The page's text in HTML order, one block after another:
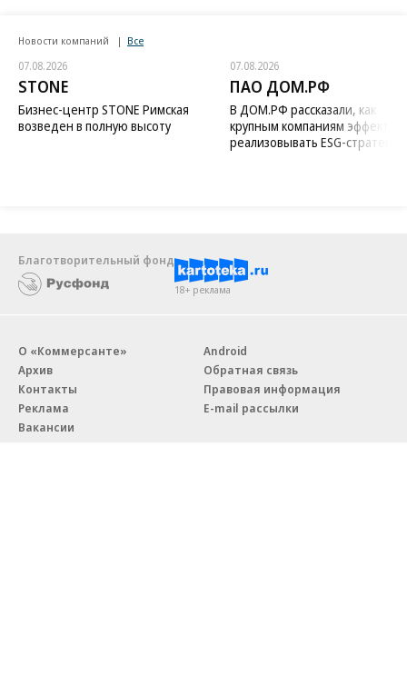
Новости компаний Все
07.08.2026
STONE
Бизнес-центр STONE Римская
возведен в полную высоту
07.08.2026
ПАО ДОМ.РФ
В ДОМ.РФ рассказали, как
крупным компаниям
реализовывать ESG-стратегию
Благотворительный фонд
18+ реклама
О «Коммерсанте»
Архив
Контакты
Реклама
Вакансии
Android
Обратная связь
Правовая информация
E-mail рассылки